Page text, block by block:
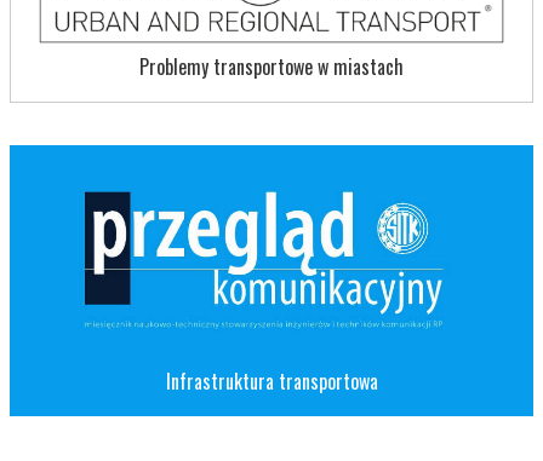
Problemy transportowe w miastach
Infrastruktura transportowa